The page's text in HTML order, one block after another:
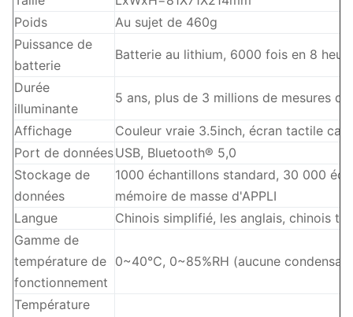
Poids
Au sujet de 460g
Puissance de
batterie
Batterie au lithium, 6000 fois en 8
Durée
illuminante
5 ans, plus de 3 millions de mesures
Affichage
Couleur vraie 3.5inch, écran tactile
Port de donnéesUSB, Bluetooth® 5,0
Stockage de
données
1000 échantillons standard, 30 000
mémoire de masse d'APPLI
Langue
Chinois simplifié, les anglais, chinois
Gamme de
température de
fonctionnement
0~40℃, 0~85%RH (aucune
Température